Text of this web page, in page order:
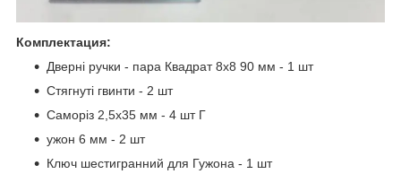
Комплектация:
Дверні ручки - пара Квадрат 8х8 90 мм - 1 шт
Стягнуті гвинти - 2 шт
Саморіз 2,5х35 мм - 4 шт Г
ужон 6 мм - 2 шт
Ключ шестигранний для Гужона - 1 шт